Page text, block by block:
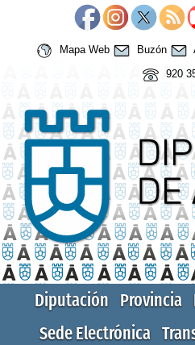
Mapa Web Buzón
920
Diputación Provincia
Sede Electrónica